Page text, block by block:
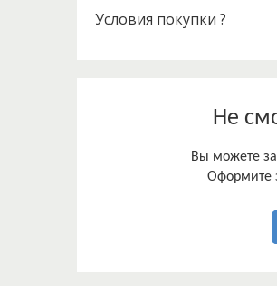
Условия покупки ?
Не
Вы можете
Оформите